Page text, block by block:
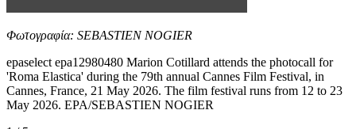
Φωτογραφία: SEBASTIEN NOGIER
epaselect epa12980480 Marion Cotillard attends the photocall for
'Roma Elastica' during the 79th annual Cannes Film Festival, in
Cannes, France, 21 May 2026. The film festival runs from 12 to 23
May 2026. EPA/SEBASTIEN NOGIER